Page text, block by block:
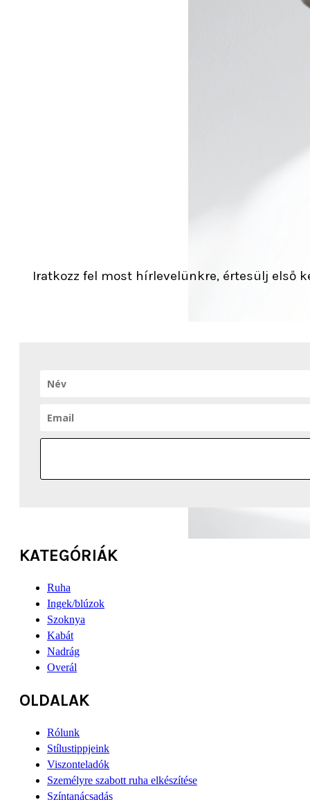
Iratkozz fel most hírlevelünkre, értesülj első
KATEGÓRIÁK
Ruha
Ingek/blúzok
Szoknya
Kabát
Nadrág
Overál
OLDALAK
Rólunk
Stílustippjeink
Viszonteladók
Személyre szabott ruha elkészítése
Színtanácsadás